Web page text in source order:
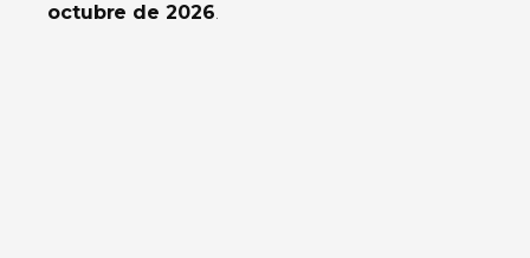
octubre de 2026.